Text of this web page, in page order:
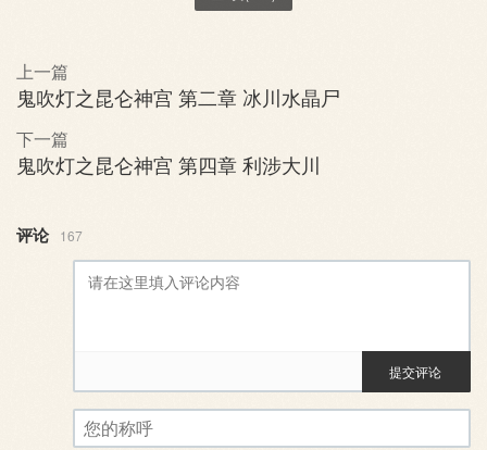
上一篇
鬼吹灯之昆仑神宫 第二章 冰川水晶尸
下一篇
鬼吹灯之昆仑神宫 第四章 利涉大川
评论 167
评论审核已启用。您的评论可
提交评论